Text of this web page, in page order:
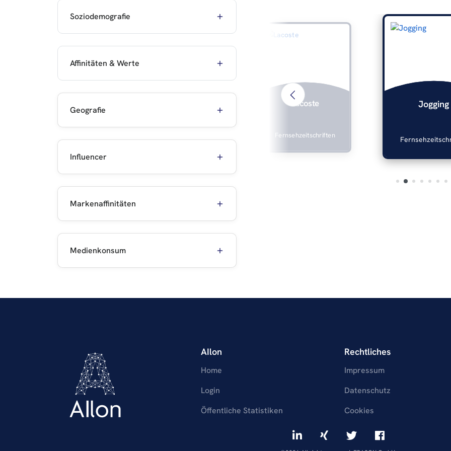
Soziodemografie
Affinitäten & Werte
Geografie
Influencer
Markenaffinitäten
Medienkonsum
Lacoste
Fernsehzeitschriften
Jogging
AIlon
Home
Login
Öffentliche Statistiken
Rechtliches
Impressum
Datenschutz
Cookies